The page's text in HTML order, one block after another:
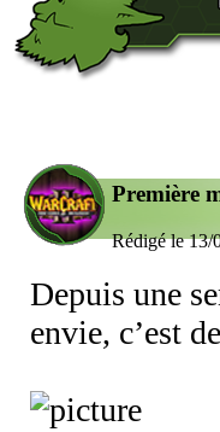
Première
Rédigé le 13/
Depuis une
envie, c’est